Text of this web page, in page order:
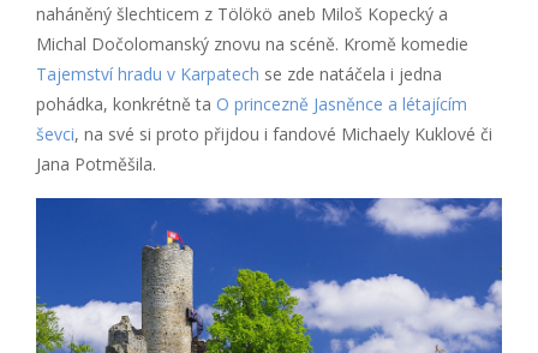
naháněný šlechticem z Tölökö aneb Miloš Kopecký a
Michal Dočolomanský znovu na scéně. Kromě komedie
Tajemství hradu v Karpatech se zde natáčela i jedna
pohádka, konkrétně ta O princezně Jasněnce a létajícím
ševci, na své si proto přijdou i fandové Michaely Kuklové či
Jana Potměšila.